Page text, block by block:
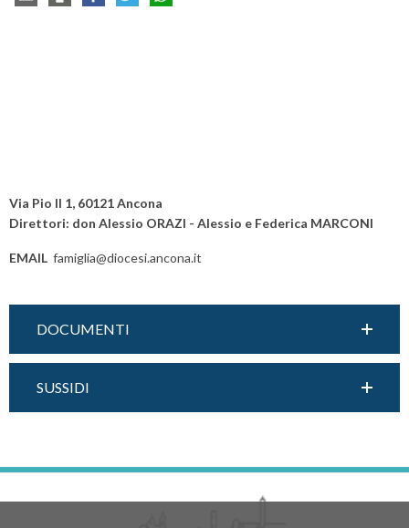
Via Pio II 1, 60121 Ancona
Direttori: don Alessio ORAZI - Alessio e Federica MARCONI
EMAIL famiglia@diocesi.ancona.it
DOCUMENTI
SUSSIDI